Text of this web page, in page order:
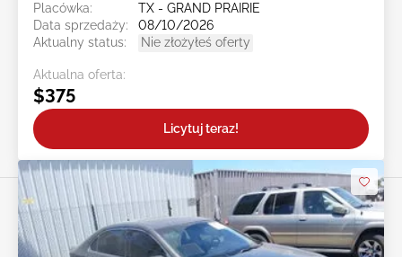
Placówka:
TX - GRAND PRAIRIE
Data sprzedaży:
08/10/2026
Aktualny status:
Nie złożyłeś oferty
Aktualna oferta:
$375
Licytuj teraz!